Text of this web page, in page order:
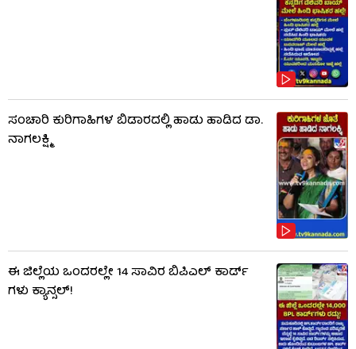
ಸಂಚಾರಿ ಕುರಿಗಾಹಿಗಳ ಬಿಡಾರದಲ್ಲಿ ಹಾಡು ಹಾಡಿದ ಡಾ.
ನಾಗಲಕ್ಷ್ಮಿ
ಈ ಜಿಲ್ಲೆಯ ಒಂದರಲ್ಲೇ 14 ಸಾವಿರ ಬಿಪಿಎಲ್​ ಕಾರ್ಡ್​
ಗಳು ಕ್ಯಾನ್ಸಲ್!